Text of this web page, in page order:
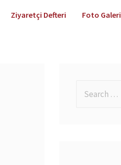
Ziyaretçi Defteri Foto Galeri